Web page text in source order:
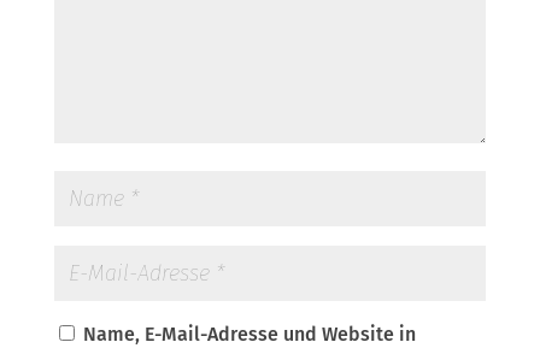
Name, E-Mail-Adresse und Website in